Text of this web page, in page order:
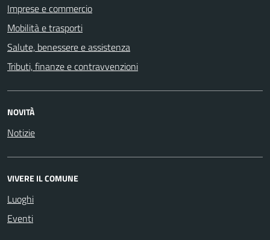
Imprese e commercio
Mobilità e trasporti
Salute, benessere e assistenza
Tributi, finanze e contravvenzioni
NOVITÀ
Notizie
VIVERE IL COMUNE
Luoghi
Eventi